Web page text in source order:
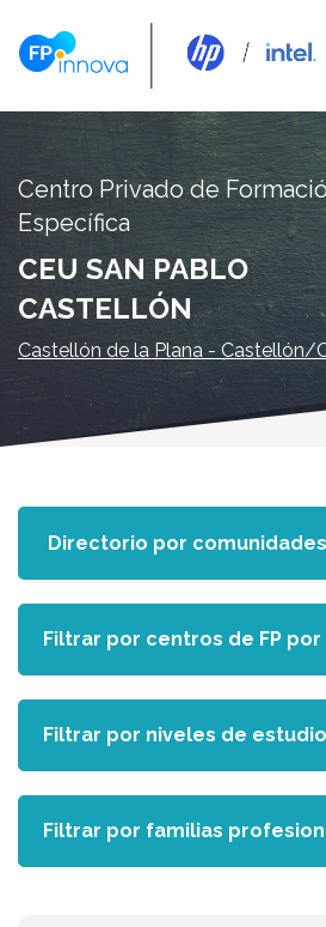
Centro Privado de
Específica
CEU SAN PABLO
CASTELLÓN
Castellón de la Plana - Castellón/
Filtrar por centros de FP
Filtrar por niveles de estudio
Filtrar por familias